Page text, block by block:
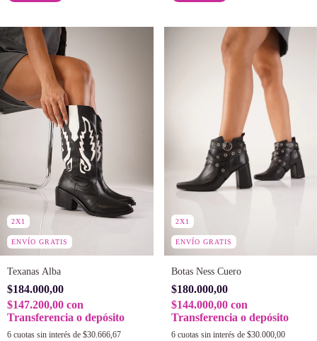
2X1
ENVÍO GRATIS
Texanas Alba
$184.000,00
$147.200,00 con
Transferencia o depósito
6 cuotas sin interés de $30.666,67
2X1
ENVÍO GRATIS
Botas Ness Cuero
$180.000,00
$144.000,00 con
Transferencia o depósito
6 cuotas sin interés de $30.000,00